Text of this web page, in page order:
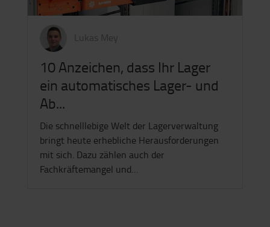
Lukas Mey
10 Anzeichen, dass Ihr Lager
ein automatisches Lager- und
Ab...
Die schnelllebige Welt der Lagerverwaltung
bringt heute erhebliche Herausforderungen
mit sich. Dazu zählen auch der
Fachkräftemangel und…